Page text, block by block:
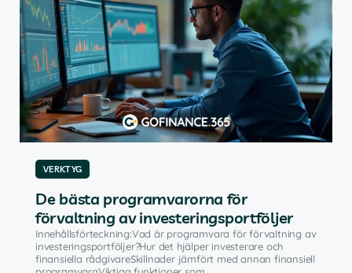
VERKTYG
De bästa programvarorna för
förvaltning av investeringsportföljer
Innehållsförteckning:Vad är programvara för förvaltning av
investeringsportföljer?Hur det hjälper investerare och
finansiella rådgivareSkillnader jämfört med annan finansiell